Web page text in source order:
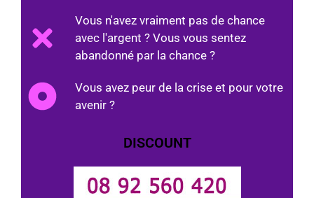
Vous n'avez vraiment pas de chance
avec l'argent ? Vous vous sentez
abandonné par la chance ?
Vous avez peur de la crise et pour votre
avenir ?
DISCOUNT